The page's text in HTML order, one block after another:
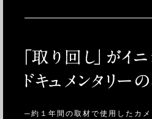
─約１年間の取材で使用したカ